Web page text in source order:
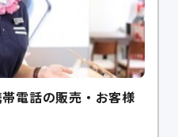
電話の販売・お客様